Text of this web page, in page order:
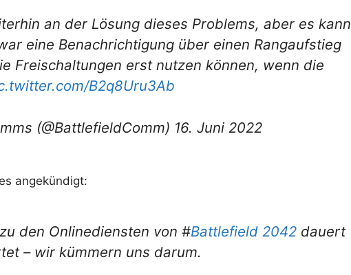
an der Lösung dieses Problems, aber es kann
eine Benachrichtigung über einen Rangaufstieg
Freischaltungen erst nutzen können, wenn die
B2q8Uru3Ab
(@BattlefieldComm) 16. Juni 2022
angekündigt:
den Onlinediensten von #Battlefield 2042 dauert
– wir kümmern uns darum.